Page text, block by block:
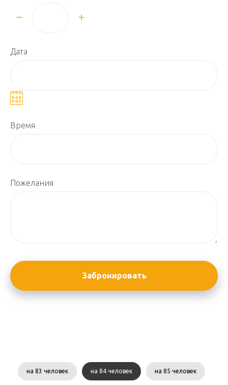
Дата
Время
Пожелания
Забронировать
на 83 человек на 84 человек на 85 человек